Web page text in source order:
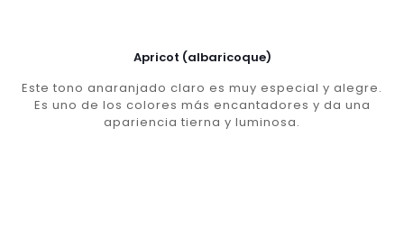
Apricot (albaricoque)
Este tono anaranjado claro es muy especial y alegre.
Es uno de los colores más encantadores y da una
apariencia tierna y luminosa.